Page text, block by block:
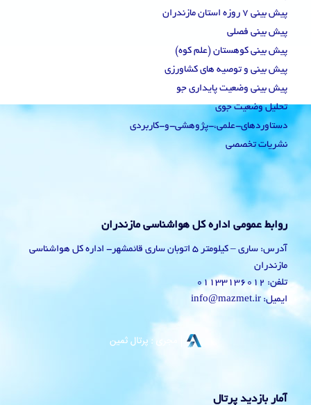
پیش بینی 7 روزه استان مازندران
پیش بینی فصلی
پیش بینی کوهستان (علم کوه)
پیش بینی و توصیه های کشاورزی
پیش بینی وضعیت پایداری جو
تحلیل وضعیت جوی
دستاوردهای-علمی،-پژوهشی-و-کاربردی
نشریات تخصصی
روابط عمومی اداره کل هواشناسی مازندران
آدرس: ساری – کیلومتر 5 اتوبان ساری قائمشهر- اداره کل هواشناسی
مازندران
تلفن: 01133136012
ایمیل: info@mazmet.ir
آمار بازدید پرتال